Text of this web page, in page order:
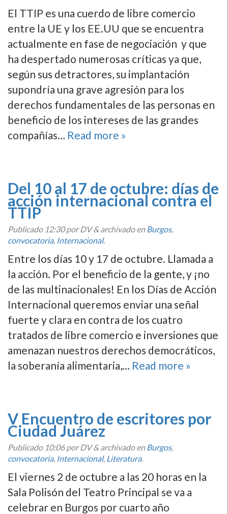
El TTIP es una cuerdo de libre comercio
entre la UE y los EE.UU que se encuentra
actualmente en fase de negociación y que
ha despertado numerosas crí­ticas ya que,
según sus detractores, su implantación
supondrí­a una grave agresión para los
derechos fundamentales de las personas en
beneficio de los intereses de las grandes
compañí­as… Read more »
Del 10 al 17 de octubre: dí­as de
acción internacional contra el
TTIP
Publicado 12:30por DV&archivado enBurgos,
convocatoria, Internacional.
Entre los dí­as 10 y 17 de octubre. Llamada a
la acción. Por el beneficio de la gente, y ¡no
de las multinacionales! En los Dí­as de Acción
Internacional queremos enviar una señal
fuerte y clara en contra de los cuatro
tratados de libre comercio e inversiones que
amenazan nuestros derechos democráticos,
la soberaní­a alimentaria,… Read more »
V Encuentro de escritores por
Ciudad Juárez
Publicado 10:06por DV&archivado enBurgos,
convocatoria, Internacional, Literatura.
El viernes 2 de octubre a las 20 horas en la
Sala Polisón del Teatro Principal se va a
celebrar en Burgos por cuarto año